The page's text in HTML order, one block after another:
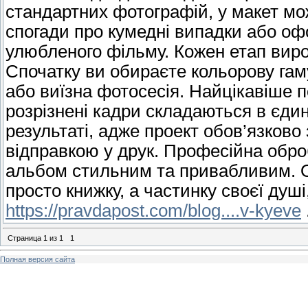
стандартних фотографій, у макет
спогади про кумедні випадки або
улюбленого фільму. Кожен етап
Спочатку ви обираєте кольорову
або виїзна фотосесія. Найцікавіше
розрізнені кадри складаються в
результаті, адже проект
відправкою у друк. Професійна
альбом стильним та привабливим.
просто книжку, а частинку своєї
https://pravdapost.com/blog....v-kyeve
Страница 1 из 1 1
Полная версия сайта